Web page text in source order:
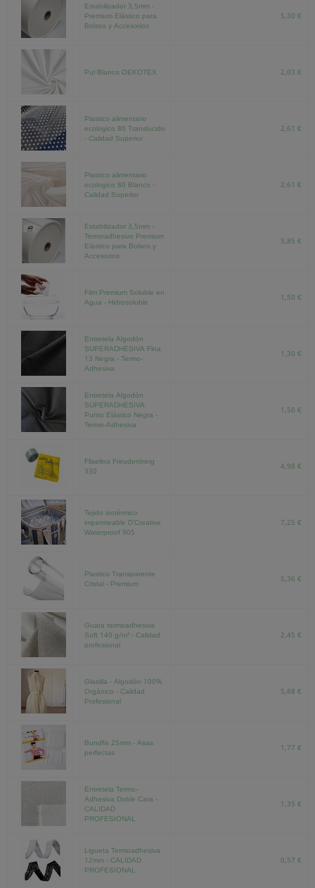
Estabilizador 3,5mm -
Premium Elástico para
Bolsos y Accesorios
5,30 €
Pul Blanco OEKOTEX 2,03 €
Plastico alimentario
ecologico 80 Translucido
- Calidad Superior
2,61 €
Plastico alimentario
ecologico 80 Blanco -
Calidad Superior
2,61 €
Estabilizador 3,5mm -
Termoadhesivo Premium
Elástico para Bolsos y
Accesorios
5,85 €
Film Premium Soluble en
Agua - Hidrosoluble
1,50 €
Entretela Algodón
SUPERADHESIVA Fina
13 Negra - Termo-
Adhesiva
1,30 €
Entretela Algodón
SUPERADHESIVA
Punto Elástico Negra -
Termo-Adhesiva
1,50 €
Fliselina Freudenberg
330
4,98 €
Tejido isotérmico
impermeable D’Creative
Waterproof 905
7,25 €
Plastico Transparente
Cristal - Premium
5,36 €
Guata termoadhesiva
Soft 140 g/m² - Calidad
profesional
2,45 €
Glasilla - Algodón 100%
Orgánico - Calidad
Profesional
5,88 €
Bundfix 25mm - Asas
perfectas
1,77 €
Entretela Termo-
Adhesiva Doble Cara -
CALIDAD
PROFESIONAL
1,35 €
Ligueta Termoadhesiva
12mm - CALIDAD
PROFESIONAL
0,57 €